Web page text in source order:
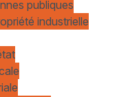
publiques
industrielle